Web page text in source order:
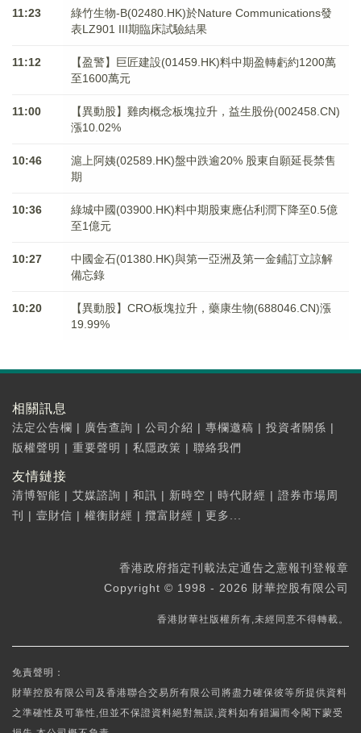
11:23
綠竹生物-B(02480.HK)於Nature Communications發
表LZ901 III期臨床試驗結果
11:12
【盈警】巨匠建設(01459.HK)料中期盈轉虧約1200萬
至1600萬元
11:00
【異動股】雞肉概念板塊拉升，益生股份(002458.CN)
漲10.02%
10:46
滬上阿姨(02589.HK)盤中跌逾20% 股東自願延長禁售
期
10:36
綠城中國(03900.HK)料中期股東應佔利潤下降至0.5億
至1億元
10:27
中國金石(01380.HK)與第一亞洲及第一金鋪訂立諒解
備忘錄
10:20
【異動股】CRO板塊拉升，藥康生物(688046.CN)漲
19.99%
相關訊息
法定公告欄 | 廣告查詢 | 公司介紹 | 專欄邀稿 | 投資者關係 |
版權聲明 | 重要聲明 | 私隱政策 | 聯絡我們
友情鏈接
清博智能 | 艾媒諮詢 | 和訊 | 新時空 | 時代財經 | 證券市場周
刊
| 壹財信 | 權衡財經 | 攬富財經 | 更多...
香港政府指定刊載法定通告之憲報刊登報章
Copyright © 1998 - 2026 財華控股有限公司
香港財華社版權所有,未經同意不得轉載。
免責聲明：
財華控股有限公司及香港聯合交易所有限公司將盡力確保彼等所提供資料
之準確性及可靠性,但並不保證資料絕對無誤,資料如有錯漏而令閣下蒙受